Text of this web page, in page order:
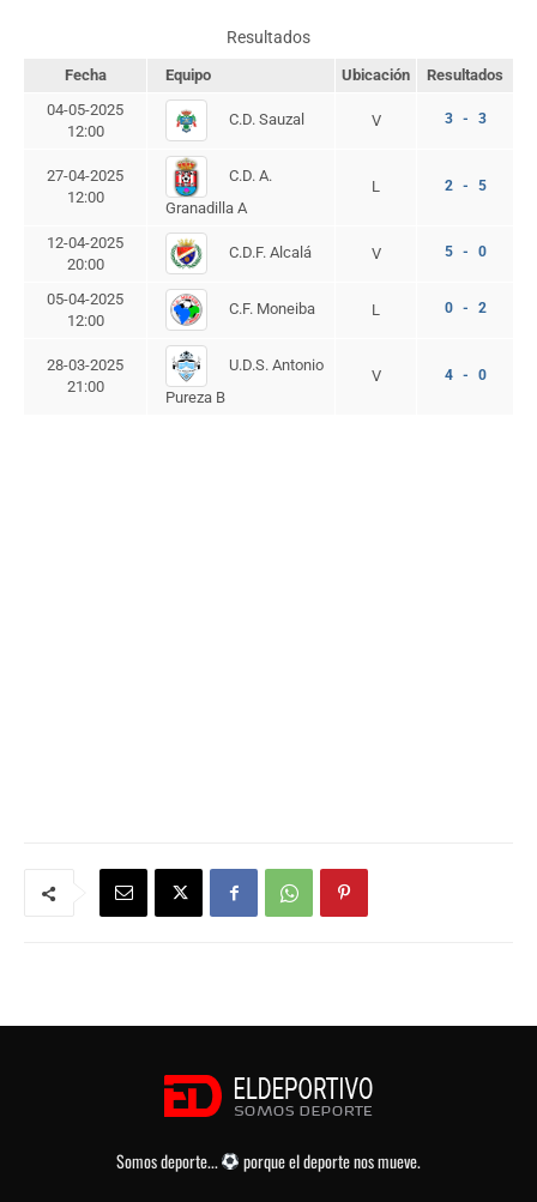
Resultados
Fecha Equipo Ubicación
Resultados
04-05-2025
12:00
C.D. Sauzal V 3 - 3
27-04-2025
12:00
C.D. A.
Granadilla A
L 2 - 5
12-04-2025
20:00
C.D.F. Alcalá V 5 - 0
05-04-2025
12:00
C.F. Moneiba L 0 - 2
28-03-2025
21:00
U.D.S. Antonio
Pureza B
V 4 - 0
Somos deporte...
porque el deporte nos mueve.